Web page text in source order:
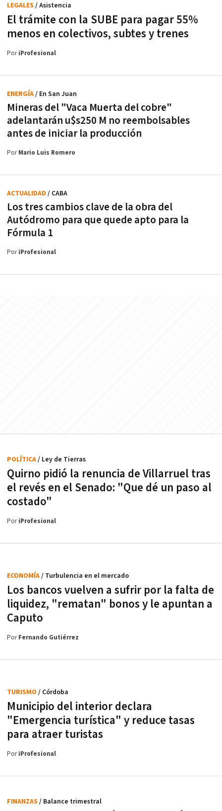
El trámite con la SUBE para pagar 55%
menos en colectivos, subtes y trenes
LEGALES / Asistencia
PoriProfesional
Mineras del "Vaca Muerta del cobre"
adelantarán u$s250 M no reembolsables
antes de iniciar la producción
ENERGÍA/ En San Juan
PorMario Luis Romero
Los tres cambios clave de la obra del
Autódromo para que quede apto para la
Fórmula 1
ACTUALIDAD / CABA
PoriProfesional
Quirno pidió la renuncia de Villarruel tras
el revés en el Senado: "Que dé un paso al
costado"
POLÍTICA/ Ley de Tierras
PoriProfesional
Los bancos vuelven a sufrir por la falta de
liquidez, "rematan" bonos y le apuntan a
Caputo
ECONOMÍA/ Turbulencia en el mercado
PorFernando Gutiérrez
Municipio del interior declara
"Emergencia turística" y reduce tasas
para atraer turistas
TURISMO / Córdoba
PoriProfesional
FINANZAS / Balance trimestral